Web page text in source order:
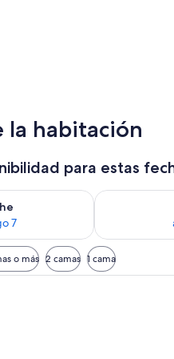
la habitación
para estas
7
para esta noche, ago 6 -
Consulta la
o más 2 camas 1 cama
Una habitación de hotel con